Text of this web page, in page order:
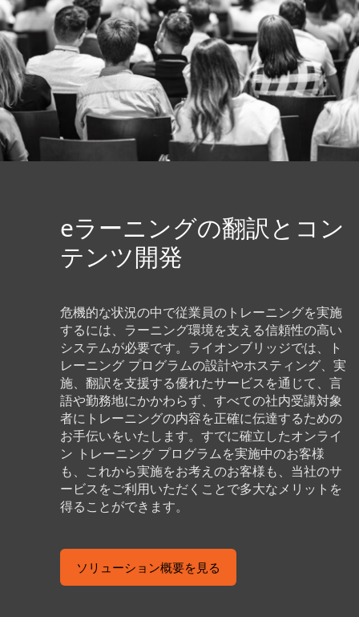
eラーニングの翻訳とコン
テンツ開発
危機的な状況の中で従業員のトレーニングを実施
するには、ラーニング環境を支える信頼性の高い
システムが必要です。ライオンブリッジでは、ト
レーニング プログラムの設計やホスティング、実
施、翻訳を支援する優れたサービスを通じて、言
語や勤務地にかかわらず、すべての社内受講対象
者にトレーニングの内容を正確に伝達するための
お手伝いをいたします。すでに確立したオンライ
ン トレーニング プログラムを実施中のお客様
も、これから実施をお考えのお客様も、当社のサ
ービスをご利用いただくことで多大なメリットを
得ることができます。
ソリューション概要を見る